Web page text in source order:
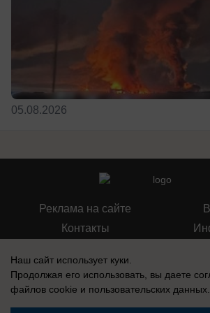
05.08.2026
Реклама на сайте
Контакты
Наш сайт использует куки.
Продолжая его использовать, вы даете
файлов cookie и пользовательских данных.